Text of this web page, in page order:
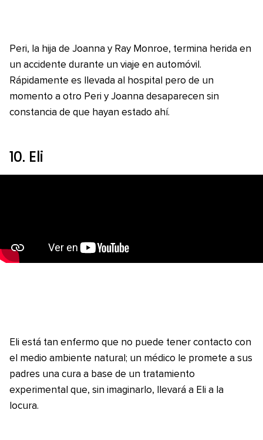
Peri, la hija de Joanna y Ray Monroe, termina herida en
un accidente durante un viaje en automóvil.
Rápidamente es llevada al hospital pero de un
momento a otro Peri y Joanna desaparecen sin
constancia de que hayan estado ahí.
10. Eli
Eli está tan enfermo que no puede tener contacto con
el medio ambiente natural; un médico le promete a sus
padres una cura a base de un tratamiento
experimental que, sin imaginarlo, llevará a Eli a la
locura.